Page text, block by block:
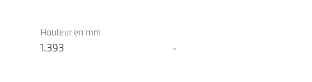
Hauteur en mm
1.393 -